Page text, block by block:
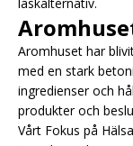
Aromhuset har
med en stark
ingredienser och
produkter och
Vårt Fokus på